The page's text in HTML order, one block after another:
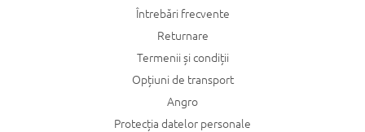
Întrebări frecvente
Returnare
Termenii și condiții
Opțiuni de transport
Angro
Protecția datelor personale